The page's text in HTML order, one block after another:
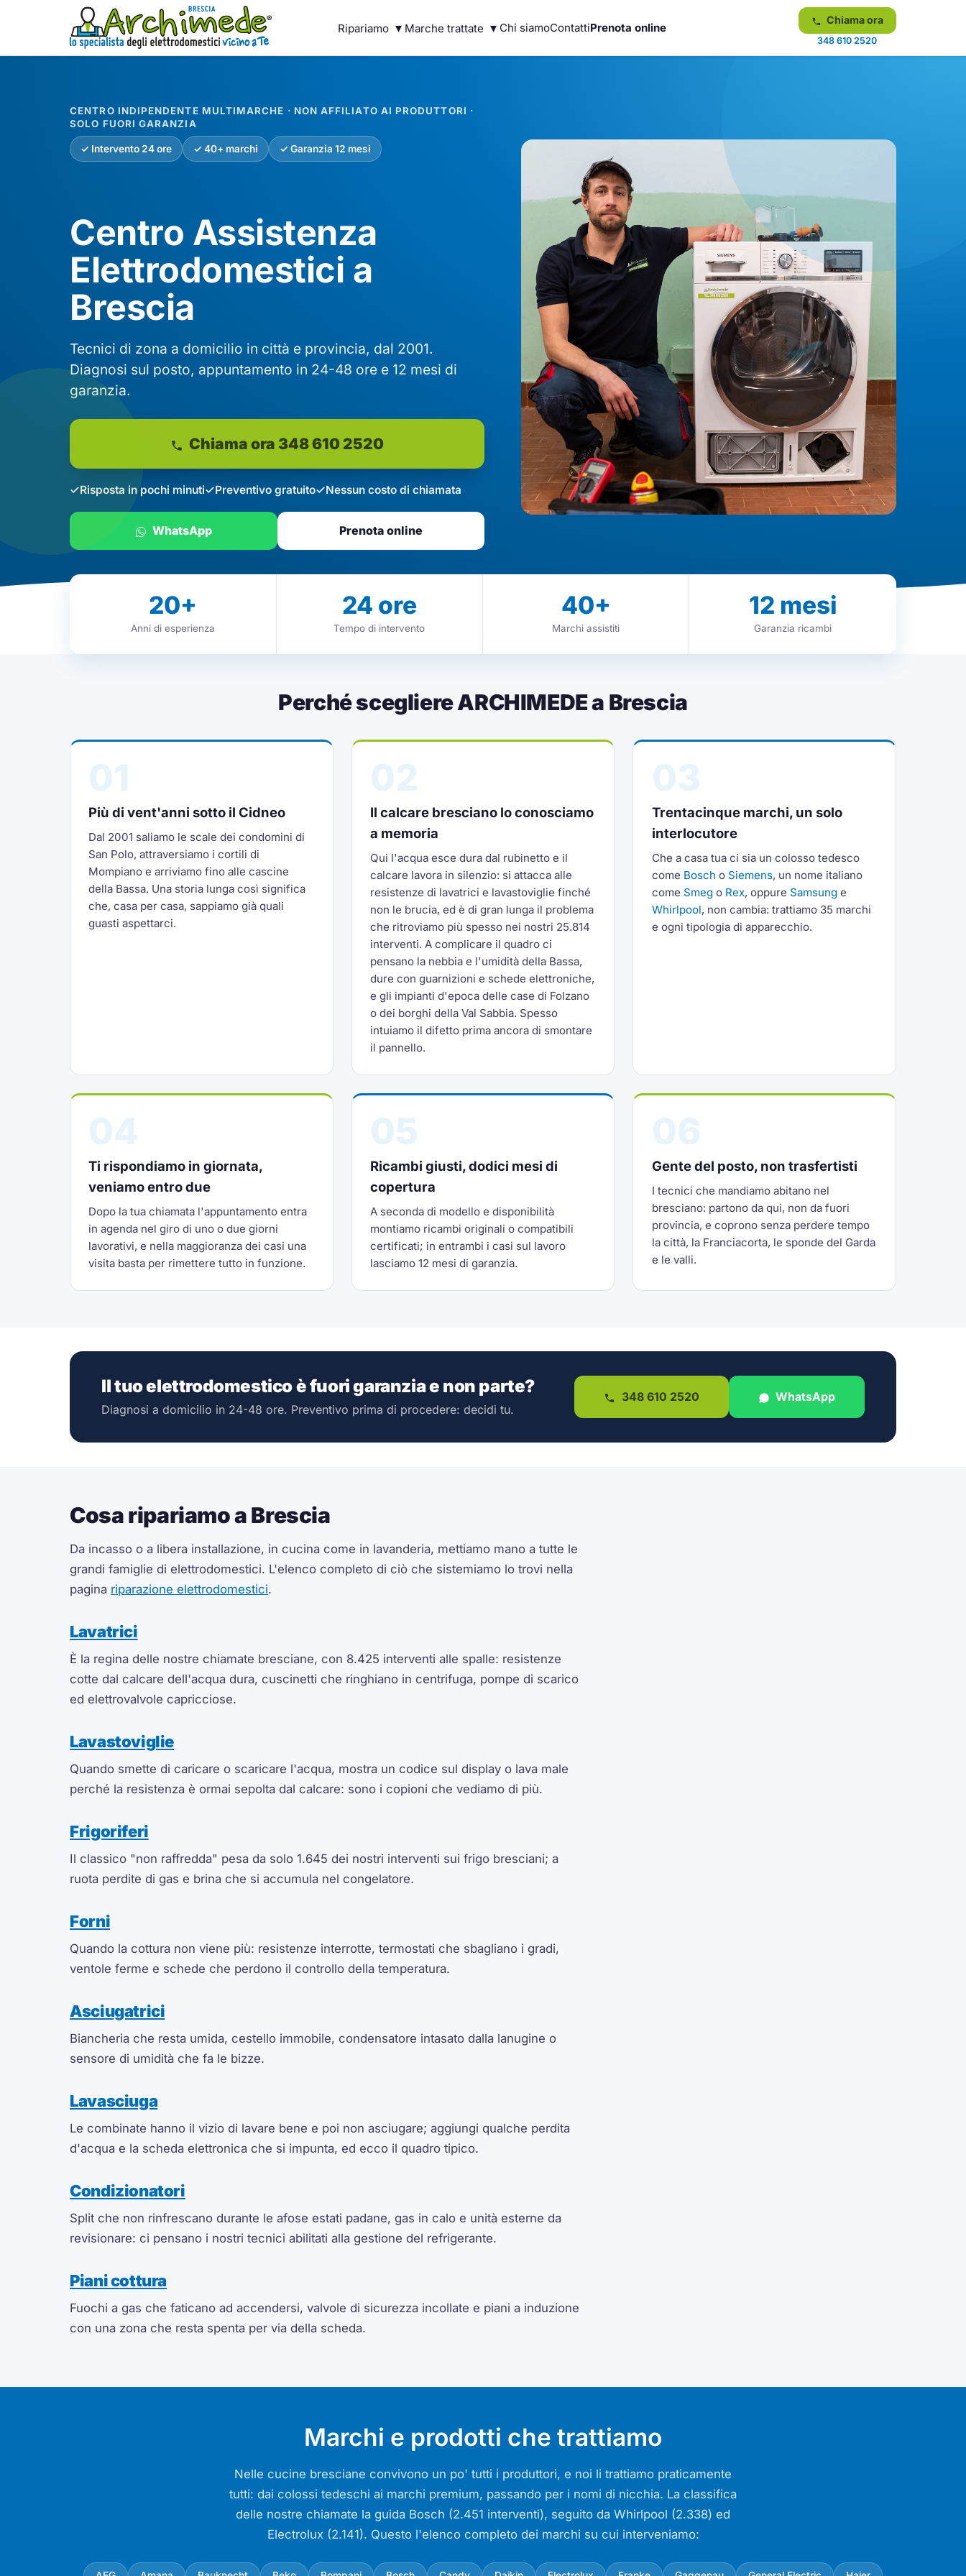
Ripariamo ▾ Marche trattate ▾ Chi siamoContattiPrenota online
Chiama ora
348 610 2520
CENTRO INDIPENDENTE MULTIMARCHE · NON AFFILIATO AI PRODUTTORI ·
SOLO FUORI GARANZIA
✓ Intervento 24 ore ✓ 40+ marchi ✓ Garanzia 12 mesi
Centro Assistenza
Elettrodomestici a
Brescia
Tecnici di zona a domicilio in città e provincia, dal 2001.
Diagnosi sul posto, appuntamento in 24-48 ore e 12 mesi di
garanzia.
Chiama ora 348 610 2520
Risposta in pochi minuti Preventivo gratuito Nessun costo di chiamata
WhatsApp Prenota online
20+
Anni di esperienza
24 ore
Tempo di intervento
40+
Marchi assistiti
12 mesi
Garanzia ricambi
Perché scegliere ARCHIMEDE a Brescia
Più di vent'anni sotto il Cidneo
Dal 2001 saliamo le scale dei condomini di
San Polo, attraversiamo i cortili di
Mompiano e arriviamo fino alle cascine
della Bassa. Una storia lunga così significa
che, casa per casa, sappiamo già quali
guasti aspettarci.
Il calcare bresciano lo conosciamo
a memoria
Qui l'acqua esce dura dal rubinetto e il
calcare lavora in silenzio: si attacca alle
resistenze di lavatrici e lavastoviglie finché
non le brucia, ed è di gran lunga il problema
che ritroviamo più spesso nei nostri 25.814
interventi. A complicare il quadro ci
pensano la nebbia e l'umidità della Bassa,
dure con guarnizioni e schede elettroniche,
e gli impianti d'epoca delle case di Folzano
o dei borghi della Val Sabbia. Spesso
intuiamo il difetto prima ancora di smontare
il pannello.
Trentacinque marchi, un solo
interlocutore
Che a casa tua ci sia un colosso tedesco
come Bosch o Siemens, un nome italiano
come Smego Rex, oppure Samsunge
Whirlpool, non cambia: trattiamo 35 marchi
e ogni tipologia di apparecchio.
Ti rispondiamo in giornata,
veniamo entro due
Dopo la tua chiamata l'appuntamento entra
in agenda nel giro di uno o due giorni
lavorativi, e nella maggioranza dei casi una
visita basta per rimettere tutto in funzione.
Ricambi giusti, dodici mesi di
copertura
A seconda di modello e disponibilità
montiamo ricambi originali o compatibili
certificati; in entrambi i casi sul lavoro
lasciamo 12 mesi di garanzia.
Gente del posto, non trasfertisti
I tecnici che mandiamo abitano nel
bresciano: partono da qui, non da fuori
provincia, e coprono senza perdere tempo
la città, la Franciacorta, le sponde del Garda
e le valli.
Il tuo elettrodomestico è fuori garanzia e non parte?
Diagnosi a domicilio in 24-48 ore. Preventivo prima di procedere: decidi tu.
348 610 2520 WhatsApp
Cosa ripariamo a Brescia
Da incasso o a libera installazione, in cucina come in lavanderia, mettiamo mano a tutte le
grandi famiglie di elettrodomestici. L'elenco completo di ciò che sistemiamo lo trovi nella
pagina riparazione elettrodomestici.
Lavatrici
È la regina delle nostre chiamate bresciane, con 8.425 interventi alle spalle: resistenze
cotte dal calcare dell'acqua dura, cuscinetti che ringhiano in centrifuga, pompe di scarico
ed elettrovalvole capricciose.
Lavastoviglie
Quando smette di caricare o scaricare l'acqua, mostra un codice sul display o lava male
perché la resistenza è ormai sepolta dal calcare: sono i copioni che vediamo di più.
Frigoriferi
Il classico "non raffredda" pesa da solo 1.645 dei nostri interventi sui frigo bresciani; a
ruota perdite di gas e brina che si accumula nel congelatore.
Forni
Quando la cottura non viene più: resistenze interrotte, termostati che sbagliano i gradi,
ventole ferme e schede che perdono il controllo della temperatura.
Asciugatrici
Biancheria che resta umida, cestello immobile, condensatore intasato dalla lanugine o
sensore di umidità che fa le bizze.
Lavasciuga
Le combinate hanno il vizio di lavare bene e poi non asciugare; aggiungi qualche perdita
d'acqua e la scheda elettronica che si impunta, ed ecco il quadro tipico.
Condizionatori
Split che non rinfrescano durante le afose estati padane, gas in calo e unità esterne da
revisionare: ci pensano i nostri tecnici abilitati alla gestione del refrigerante.
Piani cottura
Fuochi a gas che faticano ad accendersi, valvole di sicurezza incollate e piani a induzione
con una zona che resta spenta per via della scheda.
Marchi e prodotti che trattiamo
Nelle cucine bresciane convivono un po' tutti i produttori, e noi li trattiamo praticamente
tutti: dai colossi tedeschi ai marchi premium, passando per i nomi di nicchia. La classifica
delle nostre chiamate la guida Bosch (2.451 interventi), seguito da Whirlpool (2.338) ed
Electrolux (2.141). Questo l'elenco completo dei marchi su cui interveniamo: